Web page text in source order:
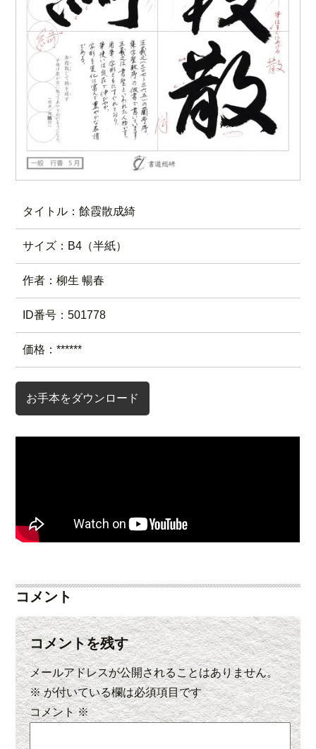
タイトル：餘霞散成綺
サイズ：B4（半紙）
作者：柳生 暢春
ID番号：501778
価格：******
お手本をダウンロード
コメント
コメントを残す
メールアドレスが公開されることはありません。
※が付いている欄は必須項目です
コメント※